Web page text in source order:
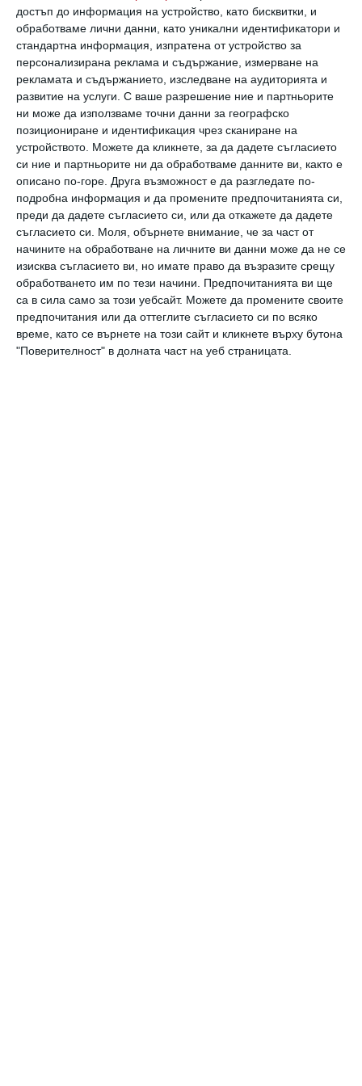
достъп до информация на устройство, като бисквитки, и
обработваме лични данни, като уникални идентификатори и
стандартна информация, изпратена от устройство за
персонализирана реклама и съдържание, измерване на
рекламата и съдържанието, изследване на аудиторията и
развитие на услуги. С ваше разрешение ние и партньорите
ни може да използваме точни данни за географско
позициониране и идентификация чрез сканиране на
устройството. Можете да кликнете, за да дадете съгласието
си ние и партньорите ни да обработваме данните ви, както е
описано по-горе. Друга възможност е да разгледате по-
подробна информация и да промените предпочитанията си,
преди да дадете съгласието си, или да откажете да дадете
съгласието си. Моля, обърнете внимание, че за част от
начините на обработване на личните ви данни може да не се
изисква съгласието ви, но имате право да възразите срещу
обработването им по тези начини. Предпочитанията ви ще
са в сила само за този уебсайт. Можете да промените своите
предпочитания или да оттеглите съгласието си по всяко
време, като се върнете на този сайт и кликнете върху бутона
"Поверителност" в долната част на уеб страницата.
дърпа майка си и подава ръчички, иска да ходи
навсякъде ...
Бебе, което се държи с една ръка за майка си
и ходи. Снимка: Getty